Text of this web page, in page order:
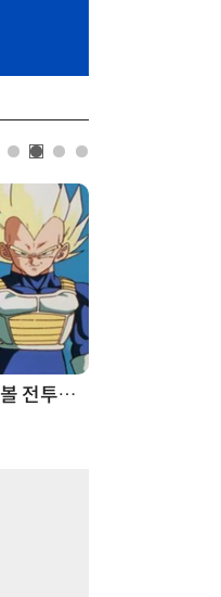
“입으면 전투력 상승?” 드래곤볼 전투복 닮은 중량조끼